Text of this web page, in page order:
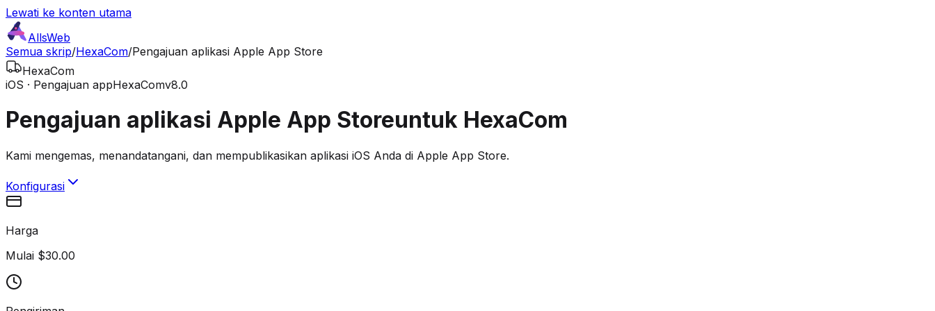
Lewati ke konten utama
AllsWeb
Semua skrip/HexaCom/Pengajuan aplikasi Apple App Store
HexaCom
iOS · Pengajuan appHexaComv8.0
Pengajuan aplikasi Apple App Storeuntuk HexaCom
Kami mengemas, menandatangani, dan mempublikasikan aplikasi iOS Anda di Apple App Store.
Konfigurasi
Harga
Mulai $30.00